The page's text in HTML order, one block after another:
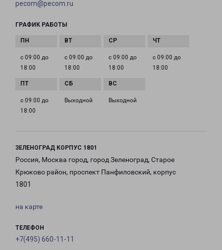
pecom@pecom.ru
ГРАФИК РАБОТЫ
с 09:00 до
18:00
с 09:00 до
18:00
с 09:00 до
18:00
с 09:00 до
18:00
с 09:00 до
18:00
Выходной Выходной
ЗЕЛЕНОГРАД КОРПУС 1801
Россия, Москва город, город Зеленоград, Старое
Крюково район, проспект Панфиловский, корпус
1801
на карте
ТЕЛЕФОН
+7(495) 660-11-11